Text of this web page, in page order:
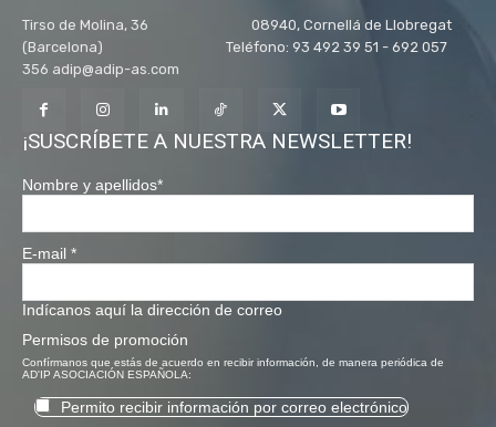
Tirso de Molina, 36 08940, Cornellá de Llobregat
(Barcelona) Teléfono: 93 492 39 51 - 692 057
356 adip@adip-as.com
¡SUSCRÍBETE A NUESTRA NEWSLETTER!
Nombre y apellidos*
E-mail *
Indícanos aquí la dirección de correo
Permisos de promoción
Confírmanos que estás de acuerdo en recibir información, de manera periódica de
AD'IP ASOCIACIÓN ESPAÑOLA:
Permito recibir información por correo electrónico